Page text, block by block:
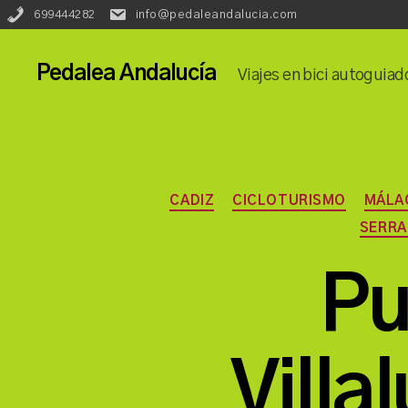
Phone:
699444282
Email:
info@pedaleandalucia.com
Redes
Lenguaje::
Pedalea Andalucía Viajes en bici
CADIZ CICLOTURISMO